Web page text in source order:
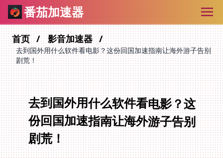
番茄加速器
首页 影音加速器
去到国外用什么软件看电影？这份回国加速指南让海外游子告别
剧荒！
去到国外用什么软件看电影？这
份回国加速指南让海外游子告别
剧荒！